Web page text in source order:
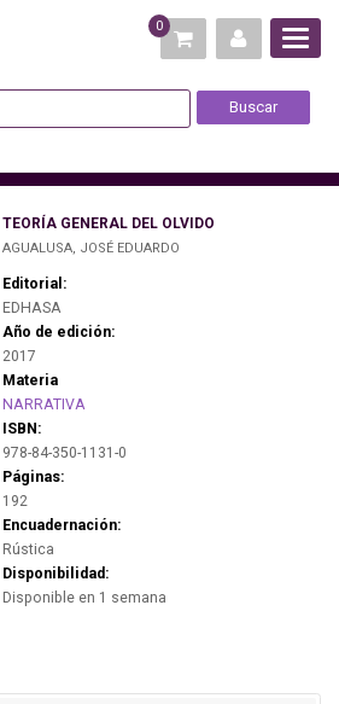
0
TEORÍA GENERAL DEL OLVIDO
AGUALUSA, JOSÉ EDUARDO
Editorial:
EDHASA
Año de edición:
2017
Materia
NARRATIVA
ISBN:
978-84-350-1131-0
Páginas:
192
Encuadernación:
Rústica
Disponibilidad:
Disponible en 1 semana